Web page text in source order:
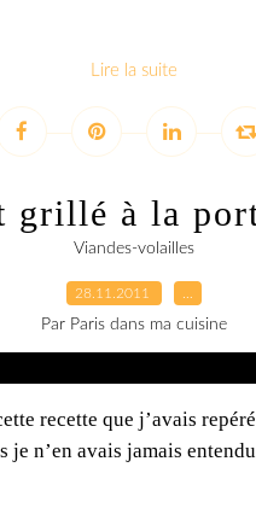
Lire la suite
grillé à la
Viandes-volailles
28.11.2011
Par Paris dans ma cuisine
recette que j’avais
n’en avais jamais